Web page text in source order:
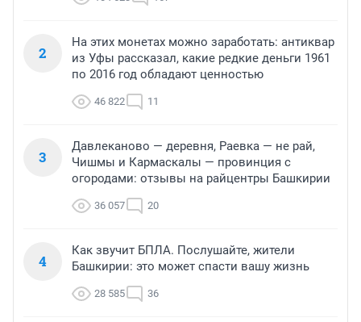
2
На этих монетах можно заработать: антиквар
из Уфы рассказал, какие редкие деньги 1961
по 2016 год обладают ценностью
46 822 11
3
Давлеканово — деревня, Раевка — не рай,
Чишмы и Кармаскалы — провинция с
огородами: отзывы на райцентры Башкирии
36 057 20
4
Как звучит БПЛА. Послушайте, жители
Башкирии: это может спасти вашу жизнь
28 585 36